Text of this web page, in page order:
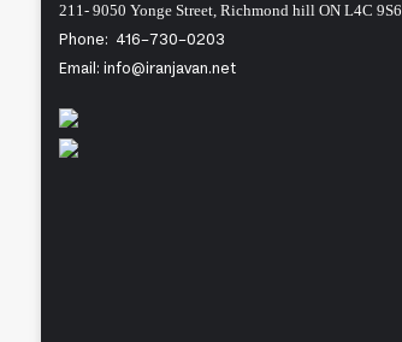
211- 9050 Yonge Street, Richmond hill ON L4C 9S6
Phone: 416-730-0203
Email: info@iranjavan.net